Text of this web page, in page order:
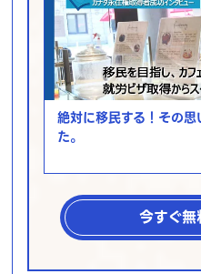
絶対に移民する！その
た。
今すぐ